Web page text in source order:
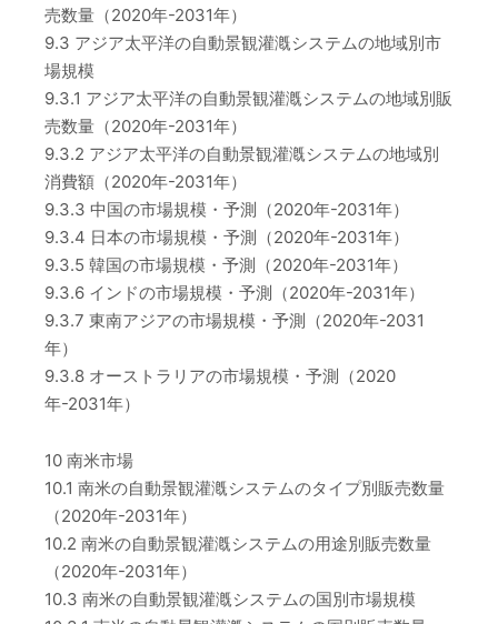
売数量（2020年-2031年）
9.3 アジア太平洋の自動景観灌漑システムの地域別市
場規模
9.3.1 アジア太平洋の自動景観灌漑システムの地域別販
売数量（2020年-2031年）
9.3.2 アジア太平洋の自動景観灌漑システムの地域別
消費額（2020年-2031年）
9.3.3 中国の市場規模・予測（2020年-2031年）
9.3.4 日本の市場規模・予測（2020年-2031年）
9.3.5 韓国の市場規模・予測（2020年-2031年）
9.3.6 インドの市場規模・予測（2020年-2031年）
9.3.7 東南アジアの市場規模・予測（2020年-2031
年）
9.3.8 オーストラリアの市場規模・予測（2020
年-2031年）
10 南米市場
10.1 南米の自動景観灌漑システムのタイプ別販売数量
（2020年-2031年）
10.2 南米の自動景観灌漑システムの用途別販売数量
（2020年-2031年）
10.3 南米の自動景観灌漑システムの国別市場規模